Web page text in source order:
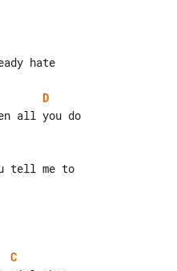
hate
D
all you do
tell me to
C